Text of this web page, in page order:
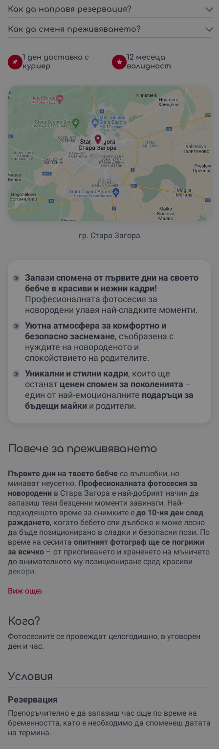
Как да направя резервация?
Как да сменя преживяването?
1 ден доставка с
куриер
12 месеца
валидност
гр. Стара Загора
Запази спомена от първите дни на своето
бебче в красиви и нежни кадри!
Професионалната фотосесия за
новородени улавя най-сладките моменти.
Уютна атмосфера за комфортно и
безопасно заснемане, съобразена с
нуждите на новороденото и
спокойствието на родителите.
Уникални и стилни кадри, които ще
останат ценен спомен за поколенията –
един от най-емоционалните подаръци за
бъдещи майки и родители.
Повече за преживяването
Първите дни на твоето бебче са вълшебни, но
минават неусетно. Професионалната фотосесия за
новородени в Стара Загора е най-добрият начин да
запазиш тези безценни моменти завинаги. Най-
подходящото време за снимките е до 10-ия ден след
раждането, когато бебето спи дълбоко и може лесно
да бъде позиционирано в сладки и безопасни пози. По
време на сесията опитният фотограф ще се погрижи
за всичко – от приспиването и храненето на мъничето
до внимателното му позициониране сред красиви
декори.
Фотосесията протича в
ще намериш
нежни плетени кошници до специални аксесоари като
ленти за глава и сладки костюмчета, които придават
завършеност на кадрите. Родителите и други членове
създадат спомен заедно със своето мъниче.
Важно е да имаш пред вид следните препоръки
За да протече всичко гладко, препоръчително е
бебчето да бъде будно и гладно преди
фотосесията. Така, когато го нахраниш точно преди
пристигането в студиото (или по време на
Виж още
Кога?
Фотосесиите се провеждат целогодишно, в уговорен
ден и час.
Условия
Резервация
Препоръчително е да запазиш час още по време на
бременността, като е необходимо да споменеш датата
на термина.